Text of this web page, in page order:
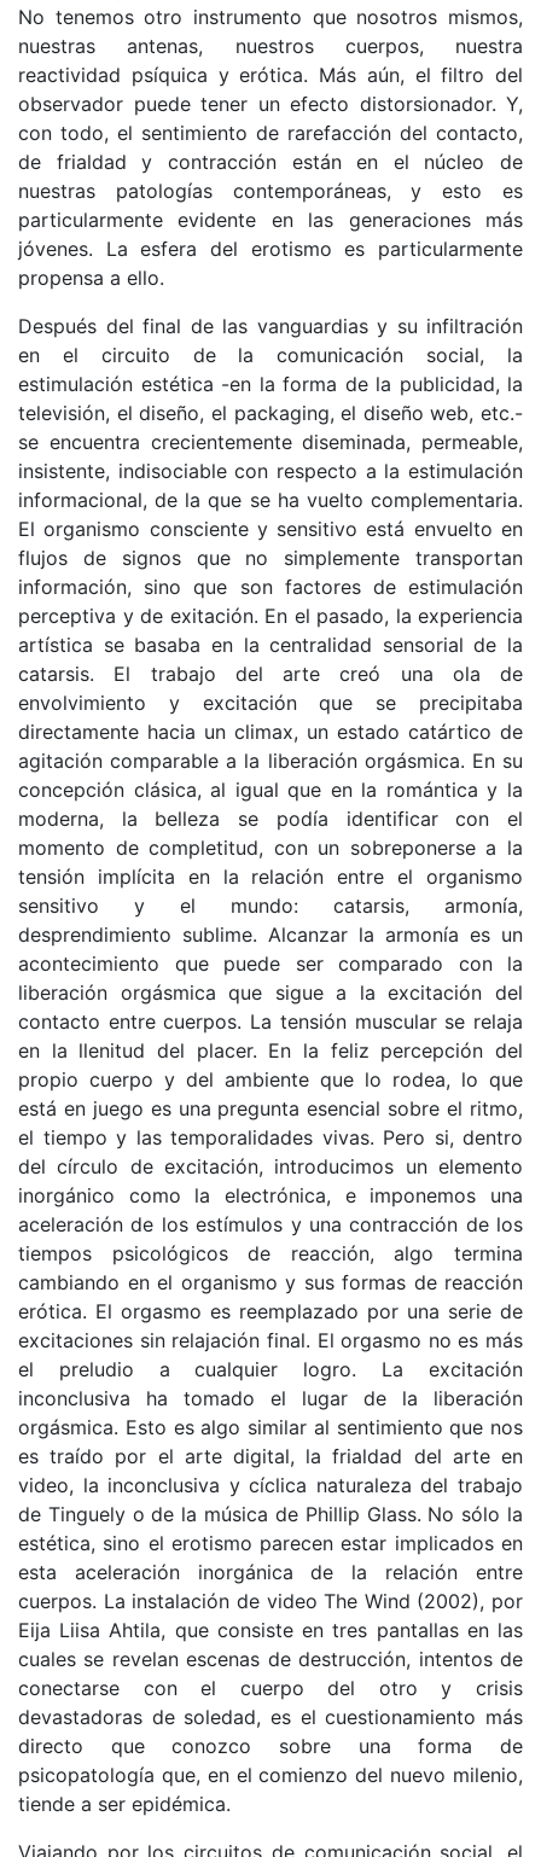
No tenemos otro instrumento que nosotros mismos,
nuestras antenas, nuestros cuerpos, nuestra
reactividad psíquica y erótica. Más aún, el filtro del
observador puede tener un efecto distorsionador. Y,
con todo, el sentimiento de rarefacción del contacto,
de frialdad y contracción están en el núcleo de
nuestras patologías contemporáneas, y esto es
particularmente evidente en las generaciones más
jóvenes. La esfera del erotismo es particularmente
propensa a ello.
Después del final de las vanguardias y su infiltración
en el circuito de la comunicación social, la
estimulación estética -en la forma de la publicidad, la
televisión, el diseño, el packaging, el diseño web, etc.-
se encuentra crecientemente diseminada, permeable,
insistente, indisociable con respecto a la estimulación
informacional, de la que se ha vuelto complementaria.
El organismo consciente y sensitivo está envuelto en
flujos de signos que no simplemente transportan
información, sino que son factores de estimulación
perceptiva y de exitación. En el pasado, la experiencia
artística se basaba en la centralidad sensorial de la
catarsis. El trabajo del arte creó una ola de
envolvimiento y excitación que se precipitaba
directamente hacia un climax, un estado catártico de
agitación comparable a la liberación orgásmica. En su
concepción clásica, al igual que en la romántica y la
moderna, la belleza se podía identificar con el
momento de completitud, con un sobreponerse a la
tensión implícita en la relación entre el organismo
sensitivo y el mundo: catarsis, armonía,
desprendimiento sublime. Alcanzar la armonía es un
acontecimiento que puede ser comparado con la
liberación orgásmica que sigue a la excitación del
contacto entre cuerpos. La tensión muscular se relaja
en la llenitud del placer. En la feliz percepción del
propio cuerpo y del ambiente que lo rodea, lo que
está en juego es una pregunta esencial sobre el ritmo,
el tiempo y las temporalidades vivas. Pero si, dentro
del círculo de excitación, introducimos un elemento
inorgánico como la electrónica, e imponemos una
aceleración de los estímulos y una contracción de los
tiempos psicológicos de reacción, algo termina
cambiando en el organismo y sus formas de reacción
erótica. El orgasmo es reemplazado por una serie de
excitaciones sin relajación final. El orgasmo no es más
el preludio a cualquier logro. La excitación
inconclusiva ha tomado el lugar de la liberación
orgásmica. Esto es algo similar al sentimiento que nos
es traído por el arte digital, la frialdad del arte en
video, la inconclusiva y cíclica naturaleza del trabajo
de Tinguely o de la música de Phillip Glass. No sólo la
estética, sino el erotismo parecen estar implicados en
esta aceleración inorgánica de la relación entre
cuerpos. La instalación de video The Wind (2002), por
Eija Liisa Ahtila, que consiste en tres pantallas en las
cuales se revelan escenas de destrucción, intentos de
conectarse con el cuerpo del otro y crisis
devastadoras de soledad, es el cuestionamiento más
directo que conozco sobre una forma de
psicopatología que, en el comienzo del nuevo milenio,
tiende a ser epidémica.
Viajando por los circuitos de comunicación social, el